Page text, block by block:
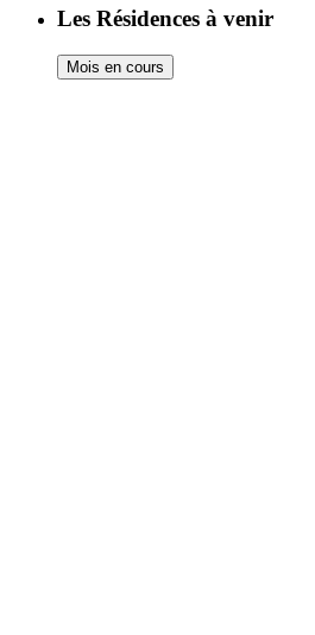
Les Résidences à venir
Mois en cours